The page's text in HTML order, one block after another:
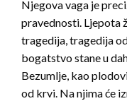
Njegova vaga je
pravednosti. Ljepota
tragedija, tragedija
bogatstvo stane u
Bezumlje, kao
od krvi. Na njima će